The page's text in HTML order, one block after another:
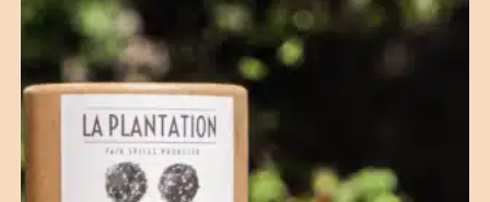
(12 avis)